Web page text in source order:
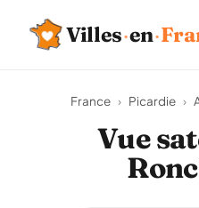
Villes·en·
France › Picardie ›
Vue